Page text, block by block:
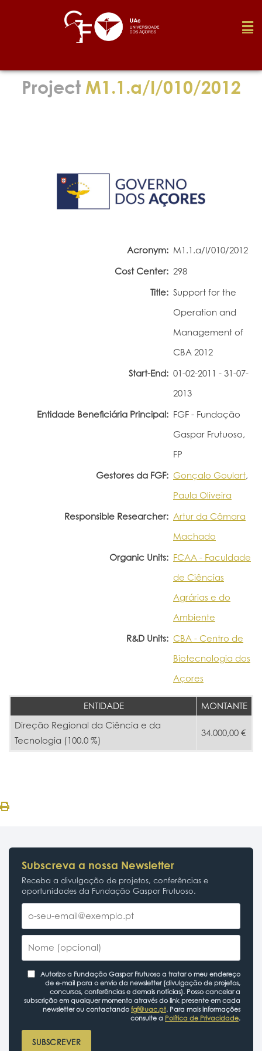
Foundation
ProjectM1.1.a/I/010/2012
Acronym: M1.1.a/I/010/2012
Cost Center: 298
Title: Support for the
Operation and
Management of
CBA 2012
Start-End: 01-02-2011 - 31-07-
2013
Entidade Beneficiária Principal: FGF - Fundação
Gaspar Frutuoso,
FP
Gestores da FGF: Gonçalo Goulart,
Paula Oliveira
Responsible Researcher: Artur da Câmara
Machado
Organic Units: FCAA - Faculdade
de Ciências
Agrárias e do
Ambiente
R&D Units: CBA - Centro de
Biotecnologia dos
Açores
ENTIDADE
MONTANTE
Direção Regional da Ciência e da
Tecnologia (100.0 %)
34.000,00 €
Subscreva a nossa Newsletter
Receba a divulgação de projetos, conferências e
oportunidades da Fundação Gaspar Frutuoso.
Autorizo a Fundação Gaspar Frutuoso a tratar o meu endereço
de e-mail para o envio da newsletter (divulgação de projetos,
concursos, conferências e demais notícias). Posso cancelar a
subscrição em qualquer momento através do link presente em cada
newsletter ou contactando fgf@uac.pt. Para mais informações
consulte a Política de Privacidade.
SUBSCREVER